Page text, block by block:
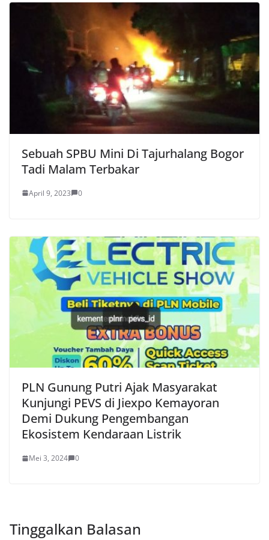
Sebuah SPBU Mini Di Tajurhalang Bogor
Tadi Malam Terbakar
April 9, 2023 0
PLN Gunung Putri Ajak Masyarakat
Kunjungi PEVS di Jiexpo Kemayoran
Demi Dukung Pengembangan
Ekosistem Kendaraan Listrik
Mei 3, 2024 0
Tinggalkan Balasan